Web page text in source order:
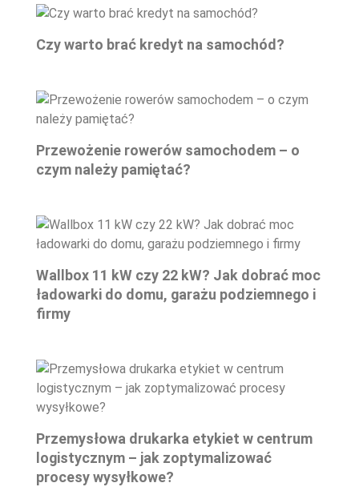
Czy warto brać kredyt na samochód?
Przewożenie rowerów samochodem – o
czym należy pamiętać?
Wallbox 11 kW czy 22 kW? Jak dobrać moc
ładowarki do domu, garażu podziemnego i
firmy
Przemysłowa drukarka etykiet w centrum
logistycznym – jak zoptymalizować
procesy wysyłkowe?